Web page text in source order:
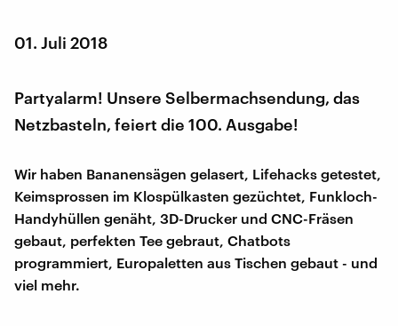
01. Juli 2018
Partyalarm! Unsere Selbermachsendung, das
Netzbasteln, feiert die 100. Ausgabe!
Wir haben Bananensägen gelasert, Lifehacks getestet,
Keimsprossen im Klospülkasten gezüchtet, Funkloch-
Handyhüllen genäht, 3D-Drucker und CNC-Fräsen
gebaut, perfekten Tee gebraut, Chatbots
programmiert, Europaletten aus Tischen gebaut - und
viel mehr.